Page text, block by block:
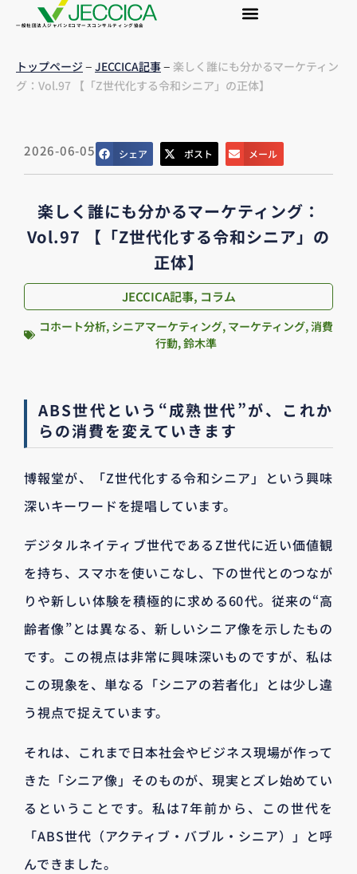
一般社団法人ジャパンEコマースコンサルティング協会
トップページ– JECCICA記事– 楽しく誰にも分かるマーケティン
グ：Vol.97 【「Z世代化する令和シニア」の正体】
2026-06-05 シェア ポスト メール
楽しく誰にも分かるマーケティング：
Vol.97 【「Z世代化する令和シニア」の
正体】
JECCICA記事, コラム
コホート分析, シニアマーケティング, マーケティング,消費
行動,鈴木準
ABS世代という“成熟世代”が、これか
らの消費を変えていきます
博報堂が、「Z世代化する令和シニア」という興味
深いキーワードを提唱しています。
デジタルネイティブ世代であるZ世代に近い価値観
を持ち、スマホを使いこなし、下の世代とのつなが
りや新しい体験を積極的に求める60代。従来の“高
齢者像”とは異なる、新しいシニア像を示したもの
です。この視点は非常に興味深いものですが、私は
この現象を、単なる「シニアの若者化」とは少し違
う視点で捉えています。
それは、これまで日本社会やビジネス現場が作って
きた「シニア像」そのものが、現実とズレ始めてい
るということです。私は7年前から、この世代を
「ABS世代（アクティブ・バブル・シニア）」と呼
んできました。